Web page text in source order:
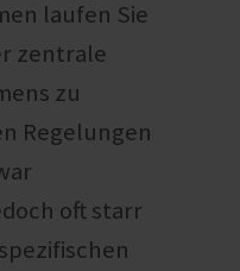
laufen Sie
zentrale
zu
Regelungen
oft starr